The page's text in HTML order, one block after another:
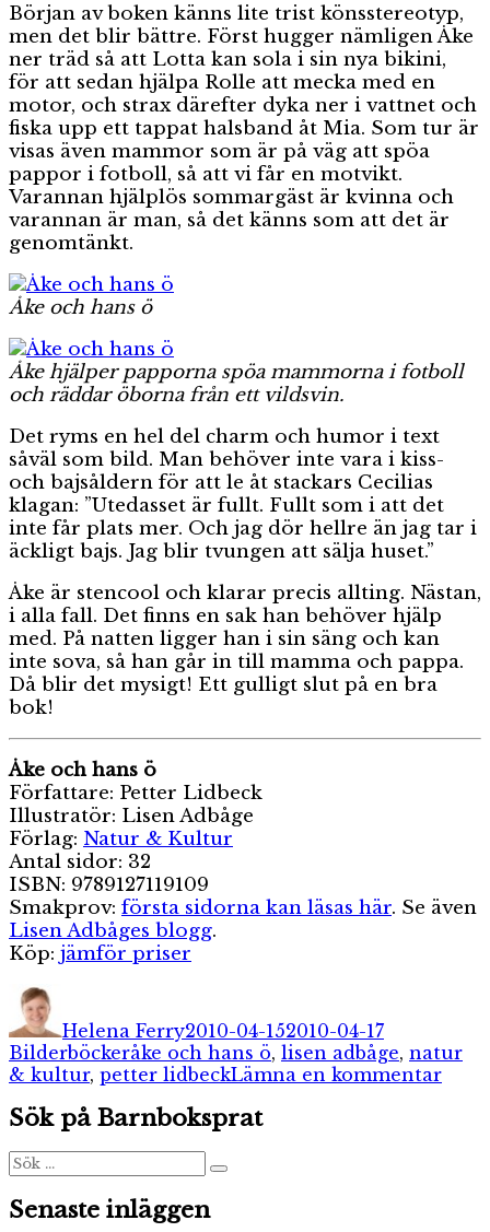
Början av boken känns lite trist könsstereotyp,
men det blir bättre. Först hugger nämligen Åke
ner träd så att Lotta kan sola i sin nya bikini,
för att sedan hjälpa Rolle att mecka med en
motor, och strax därefter dyka ner i vattnet och
fiska upp ett tappat halsband åt Mia. Som tur är
visas även mammor som är på väg att spöa
pappor i fotboll, så att vi får en motvikt.
Varannan hjälplös sommargäst är kvinna och
varannan är man, så det känns som att det är
genomtänkt.
Åke och hans ö
Åke hjälper papporna spöa mammorna i fotboll
och räddar öborna från ett vildsvin.
Det ryms en hel del charm och humor i text
såväl som bild. Man behöver inte vara i kiss-
och bajsåldern för att le åt stackars Cecilias
klagan: ”Utedasset är fullt. Fullt som i att det
inte får plats mer. Och jag dör hellre än jag tar i
äckligt bajs. Jag blir tvungen att sälja huset.”
Åke är stencool och klarar precis allting. Nästan,
i alla fall. Det finns en sak han behöver hjälp
med. På natten ligger han i sin säng och kan
inte sova, så han går in till mamma och pappa.
Då blir det mysigt! Ett gulligt slut på en bra
bok!
Åke och hans ö
Författare: Petter Lidbeck
Illustratör: Lisen Adbåge
Förlag: Natur & Kultur
Antal sidor: 32
ISBN: 9789127119109
Smakprov: första sidorna kan läsas här. Se även
Lisen Adbåges blogg.
Köp: jämför priser
Helena Ferry2010-04-152010-04-17
BilderböckerEtiketter
åke och hans ö, lisen adbåge, natur
& kultur, petter lidbeckLämna en kommentartill
Sök på Barnboksprat
Sök
efter:
Sök
Senaste inläggen